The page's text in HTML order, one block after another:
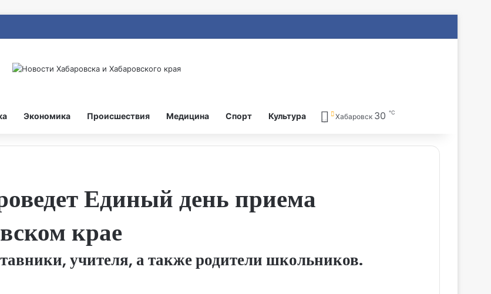
Экономика Происшествия Медицина Спорт Культура Хабаровск 30 ℃
Единый день приема
крае
учителя, а также родители школьников.